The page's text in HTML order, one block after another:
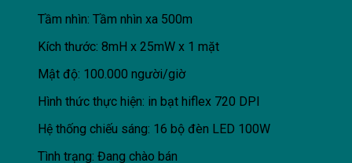
Tầm nhìn: Tầm nhìn xa 500m
Kích thước: 8mH x 25mW x 1 mặt
Mật độ: 100.000 người/giờ
Hình thức thực hiện: in bạt hiflex 720 DPI
Hệ thống chiếu sáng: 16 bộ đèn LED 100W
Tình trạng: Đang chào bán